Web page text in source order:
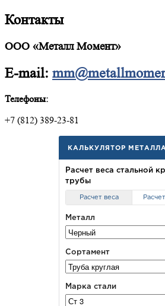
Контакты
ООО «Металл Момент»
E-mail:
Телефоны:
+7 (812) 389-23-81